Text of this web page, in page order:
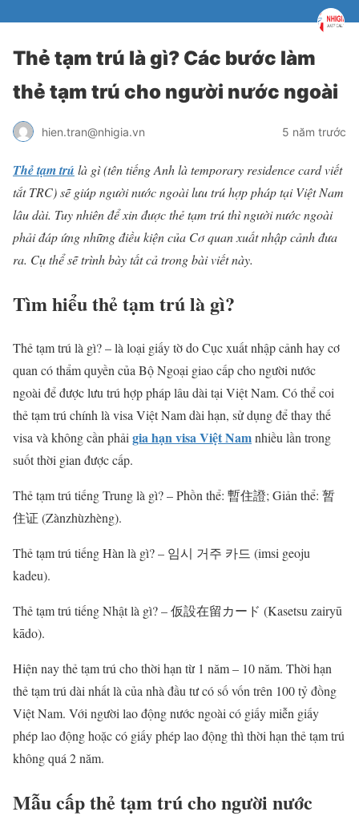
Thẻ tạm trú là gì? Các bước làm
thẻ tạm trú cho người nước ngoài
hien.tran@nhigia.vn 5 năm trước
Thẻ tạm trú là gì (tên tiếng Anh là temporary residence card viết
tắt TRC) sẽ giúp người nước ngoài lưu trú hợp pháp tại Việt Nam
lâu dài. Tuy nhiên để xin được thẻ tạm trú thì người nước ngoài
phải đáp ứng những điều kiện của Cơ quan xuất nhập cảnh đưa
ra. Cụ thể sẽ trình bày tất cả trong bài viết này.
Tìm hiểu thẻ tạm trú là gì?
Thẻ tạm trú là gì? – là loại giấy tờ do Cục xuất nhập cảnh hay cơ
quan có thẩm quyền của Bộ Ngoại giao cấp cho người nước
ngoài để được lưu trú hợp pháp lâu dài tại Việt Nam. Có thể coi
thẻ tạm trú chính là visa Việt Nam dài hạn, sử dụng để thay thế
visa và không cần phải gia hạn visa Việt Namnhiều lần trong
suốt thời gian được cấp.
Thẻ tạm trú tiếng Trung là gì? – Phồn thể: 暫住證; Giản thể: 暂
住证 (Zànzhùzhèng).
Thẻ tạm trú tiếng Hàn là gì? – 임시 거주 카드 (imsi geoju
kadeu).
Thẻ tạm trú tiếng Nhật là gì? – 仮設在留カード (Kasetsu zairyū
kādo).
Hiện nay thẻ tạm trú cho thời hạn từ 1 năm – 10 năm. Thời hạn
thẻ tạm trú dài nhất là của nhà đầu tư có số vốn trên 100 tỷ đồng
Việt Nam. Với người lao động nước ngoài có giấy miễn giấy
phép lao động hoặc có giấy phép lao động thì thời hạn thẻ tạm trú
không quá 2 năm.
Mẫu cấp thẻ tạm trú cho người nước